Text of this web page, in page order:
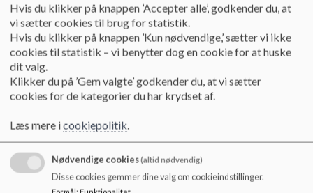
i
Til nye forældre Rundvisning
Rundvisning
Vi viser interesserede forældre rundt ca en gang om
Kontakt venligst Henriette eller Signe for aftale om
rundvisning på 28981334, sigr03@frederiksberg.dk eller
hest12@frederiksberg.dk
Hvis du klikker på knappen ’Accepter alle’, godkender du, at
vi sætter cookies til brug for statistik.
Hvis du klikker på knappen ’Kun nødvendige,’ sætter vi ikke
cookies til statistik – vi benytter dog en cookie for at huske
dit valg.
Klikker du på ’Gem valgte’ godkender du, at vi sætter
cookies for de kategorier du har krydset af.
Læs mere icookiepolitik.
Nødvendige cookies(altid nødvendig)
Disse cookies gemmer dine valg om cookieindstillinger.